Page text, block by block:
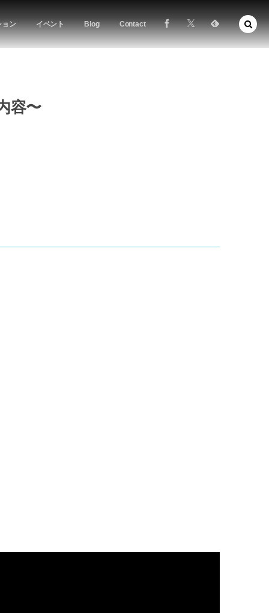
ョン イベント Blog Contact
容〜